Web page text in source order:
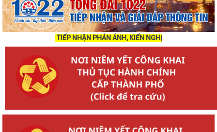
TIẾP NHẬN PHẢN ÁNH, KIẾN NGHỊ